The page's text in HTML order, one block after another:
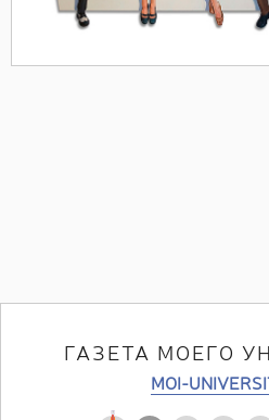
ГАЗЕТА МОЕГО
MOI-